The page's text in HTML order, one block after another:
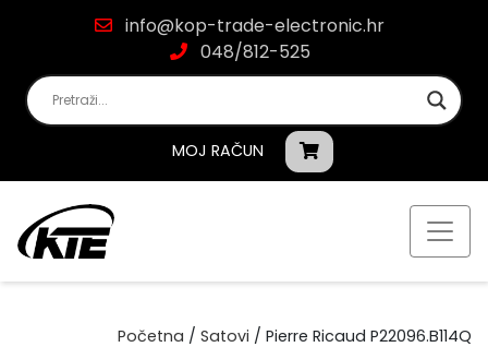
info@kop-trade-electronic.hr
048/812-525
MOJ RAČUN
Početna / Satovi / Pierre Ricaud P22096.B114Q